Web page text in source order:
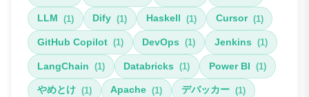
LLM (1) Dify (1) Haskell (1) Cursor (1)
GitHub Copilot (1) DevOps (1) Jenkins (1)
LangChain (1) Databricks (1) Power BI (1)
やめとけ (1) Apache (1) デバッカー (1)